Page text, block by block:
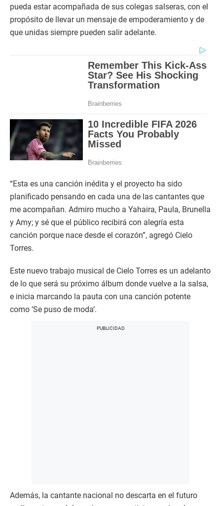
pueda estar acompañada de sus colegas salseras, con el
propósito de llevar un mensaje de empoderamiento y de
que unidas siempre pueden salir adelante.
“Esta es una canción inédita y el proyecto ha sido
planificado pensando en cada una de las cantantes que
me acompañan. Admiro mucho a Yahaira, Paula, Brunella
y Amy; y sé que el público recibirá con alegría esta
canción porque nace desde el corazón”, agregó Cielo
Torres.
Este nuevo trabajo musical de Cielo Torres es un adelanto
de lo que será su próximo álbum donde vuelve a la salsa,
e inicia marcando la pauta con una canción potente
como ‘Se puso de moda’.
Además, la cantante nacional no descarta en el futuro